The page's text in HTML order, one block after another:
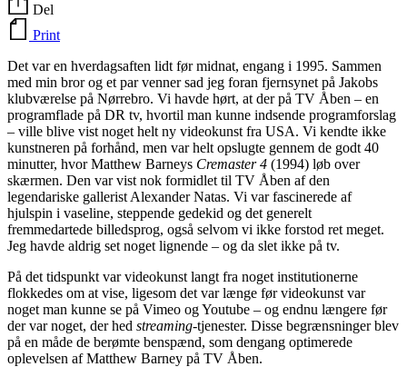
Del
Print
Det var en hverdagsaften lidt før midnat, engang i 1995. Sammen
med min bror og et par venner sad jeg foran fjernsynet på Jakobs
klubværelse på Nørrebro. Vi havde hørt, at der på TV Åben – en
programflade på DR tv, hvortil man kunne indsende programforslag
– ville blive vist noget helt ny videokunst fra USA. Vi kendte ikke
kunstneren på forhånd, men var helt opslugte gennem de godt 40
minutter, hvor Matthew Barneys Cremaster 4 (1994) løb over
skærmen. Den var vist nok formidlet til TV Åben af den
legendariske gallerist Alexander Natas. Vi var fascinerede af
hjulspin i vaseline, steppende gedekid og det generelt
fremmedartede billedsprog, også selvom vi ikke forstod ret meget.
Jeg havde aldrig set noget lignende – og da slet ikke på tv.
På det tidspunkt var videokunst langt fra noget institutionerne
flokkedes om at vise, ligesom det var længe før videokunst var
noget man kunne se på Vimeo og Youtube – og endnu længere før
der var noget, der hed streaming-tjenester. Disse begrænsninger blev
på en måde de berømte benspænd, som dengang optimerede
oplevelsen af Matthew Barney på TV Åben.